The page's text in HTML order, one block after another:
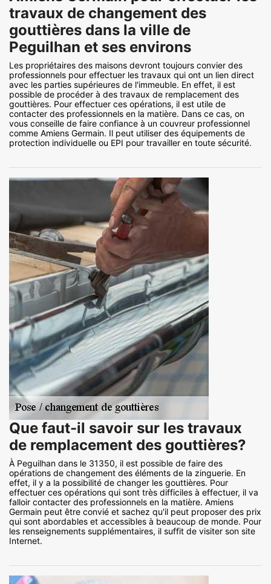
travaux de changement des
gouttières dans la ville de
Peguilhan et ses environs
Les propriétaires des maisons devront toujours convier des
professionnels pour effectuer les travaux qui ont un lien direct
avec les parties supérieures de l'immeuble. En effet, il est
possible de procéder à des travaux de remplacement des
gouttières. Pour effectuer ces opérations, il est utile de
contacter des professionnels en la matière. Dans ce cas, on
vous conseille de faire confiance à un couvreur professionnel
comme Amiens Germain. Il peut utiliser des équipements de
protection individuelle ou EPI pour travailler en toute sécurité.
Que faut-il savoir sur les travaux
de remplacement des gouttières?
À Peguilhan dans le 31350, il est possible de faire des
opérations de changement des éléments de la zinguerie. En
effet, il y a la possibilité de changer les gouttières. Pour
effectuer ces opérations qui sont très difficiles à effectuer, il va
falloir contacter des professionnels en la matière. Amiens
Germain peut être convié et sachez qu'il peut proposer des prix
qui sont abordables et accessibles à beaucoup de monde. Pour
les renseignements supplémentaires, il suffit de visiter son site
Internet.